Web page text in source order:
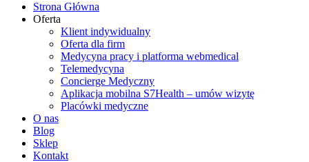
Strona Główna
Oferta
Klient indywidualny
Oferta dla firm
Medycyna pracy i platforma webmedical
Telemedycyna
Concierge Medyczny
Aplikacja mobilna S7Health – umów wizytę
Placówki medyczne
O nas
Blog
Sklep
Kontakt